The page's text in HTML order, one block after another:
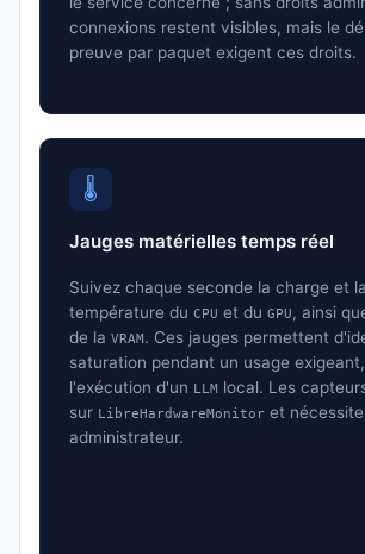
connexions restent visibles, mais le
preuve par paquet exigent ces droits.
🌡️
Jauges matérielles temps réel
Suivez chaque seconde la charge et la
température du CPU et du GPU, ainsi
de la VRAM . Ces jauges permettent
saturation pendant un usage
l'exécution d'un LLM local. Les
sur LibreHardwareMonitor et
administrateur.